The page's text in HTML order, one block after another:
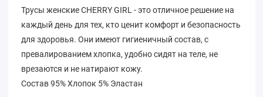
Трусы женские CHERRY GIRL - это отличное решение на
каждый день для тех, кто ценит комфорт и безопасность
для здоровья. Они имеют гигиеничный состав, с
превалированием хлопка, удобно сидят на теле, не
врезаются и не натирают кожу.
Состав 95% Хлопок 5% Эластан